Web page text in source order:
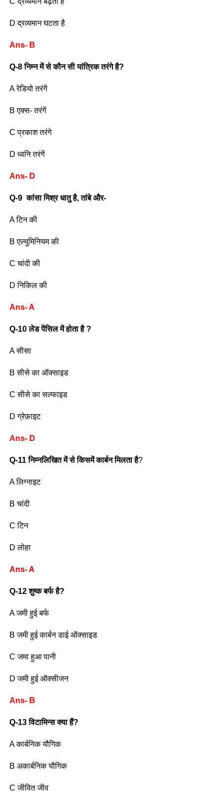
D द्रव्यमान घटता है
Ans- B
Q-8 निम्न में से कौन सी यांत्रिक तरंगे है?
A रेडियो तरंगें
B एक्स- तरंगें
C प्रकाश तरंगे
D ध्वनि तरंगें
Ans- D
Q-9 कांसा मिश्र धातु है, तांबे और-
A टिन की
B एल्युमिनियम की
C चांदी की
D निकिल की
Ans- A
Q-10 लेड पेंसिल में होता है ?
A सीसा
B सीसे का ऑक्साइड
C सीसे का सल्फाइड
D ग्रेफ़ाइट
Ans- D
Q-11 निम्नलिखित में से किसमें कार्बन मिलता है?
A लिग्नाइट
B चांदी
C टिन
D लोहा
Ans- A
Q-12 शुष्क बर्फ है?
A जमी हुई बर्फ
B जमी हुई कार्बन डाई ऑक्साइड
C जमा हुआ पानी
D जमी हुई ऑक्सीजन
Ans- B
Q-13 विटामिन्स क्या हैं?
A कार्बनिक यौगिक
B अकार्बनिक यौगिक
C जीवित जीव